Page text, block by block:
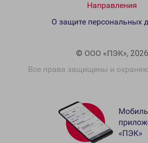
Направления
© ООО «ПЭК», 2026
Все права защищены и
О защите персональных